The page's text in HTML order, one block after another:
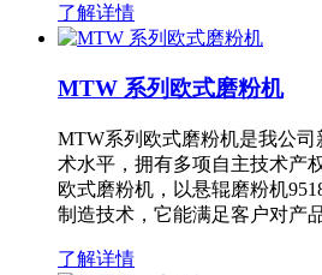
了解详情
MTW 系列欧式磨粉机
MTW系列欧式磨粉机是我公
术水平，拥有多项自主技术产
欧式磨粉机，以悬辊磨粉机
制造技术，它能满足客户对产
了解详情